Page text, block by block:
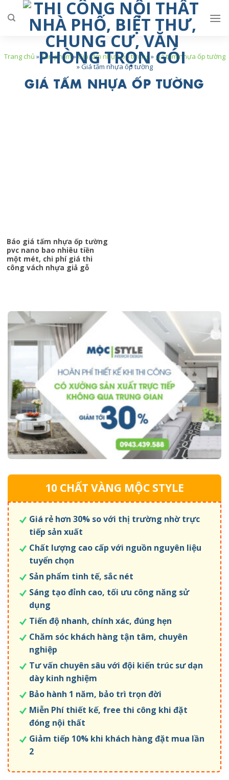
Trang chủ » Sản phẩm» Giá tấm nhựa ốp tương » giá tấm nhựa ốp tường
»Giá tấm nhựa ốp tường
GIÁ TẤM NHỰA ỐP TƯỜNG
Báo giá tấm nhựa ốp tường
pvc nano bao nhiêu tiền
một mét, chi phí giá thi
công vách nhựa giả gỗ
10 CHẤT VÀNG MỘC STYLE
Giá rẻ hơn 30% so với thị trường nhờ trực
tiếp sản xuất
Chất lượng cao cấp với nguồn nguyên liệu
tuyển chọn
Sản phẩm tinh tế, sắc nét
Sáng tạo đỉnh cao, tối ưu công năng sử
dụng
Tiến độ nhanh, chính xác, đúng hẹn
Chăm sóc khách hàng tận tâm, chuyên
nghiệp
Tư vấn chuyên sâu với đội kiến trúc sư dạn
dày kinh nghiệm
Bảo hành 1 năm, bảo trì trọn đời
Miễn Phí thiết kế, free thi công khi đặt
đóng nội thất
Giảm tiếp 10% khi khách hàng đặt mua lần
2